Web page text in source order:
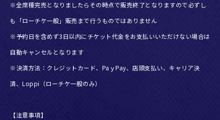
※全席種完売となりましたらその時点で販売終了となりますので必ずし
も「ローチケ一般」販売まで行うものではありません
※予約日を含めず3日以内にチケット代金をお支払いいただけない場合は
自動キャンセルとなります
※決済方法：クレジットカード、PaｙPay、店頭支払い、キャリア決
済、Loppi（ローチケ一般のみ）
【注意事項】